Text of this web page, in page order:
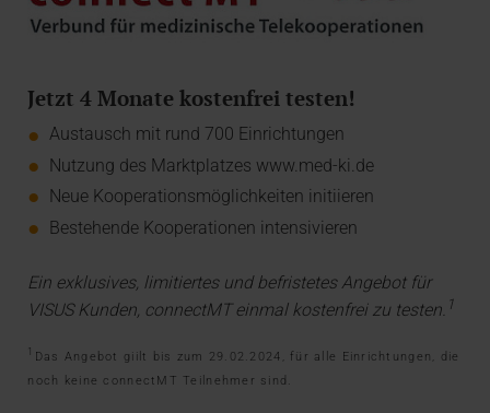
Jetzt 4 Monate kostenfrei testen!
Austausch mit rund 700 Einrichtungen
Nutzung des Marktplatzes www.med-ki.de
Neue Kooperationsmöglichkeiten initiieren
Bestehende Kooperationen intensivieren
Ein exklusives, limitiertes und befristetes Angebot für
VISUS Kunden, connectMT einmal kostenfrei zu testen. 1
Das Angebot giilt bis zum 29.02.2024, für alle Einrichtungen, die
noch keine connectMT Teilnehmer sind.